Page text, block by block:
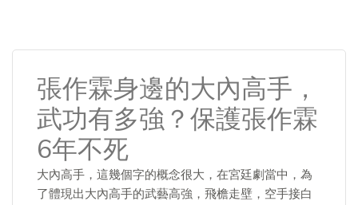
張作霖身邊的大內高手，
武功有多強？保護張作霖
6年不死
大內高手，這幾個字的概念很大，在宮廷劇當中，為
了體現出大內高手的武藝高強，飛檐走壁，空手接白